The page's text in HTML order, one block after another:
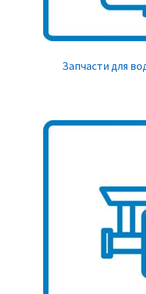
Запчасти для